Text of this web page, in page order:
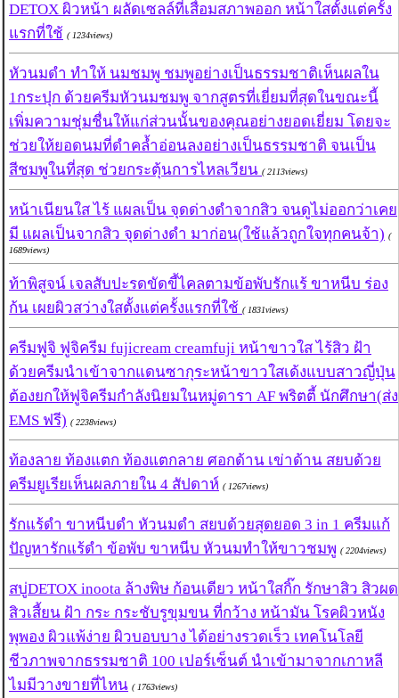
DETOX ผิวหน้า ผลัดเซลล์ที่เสื่อมสภาพออก หน้าใสตั้งแต่ครั้ง
แรกที่ใช้ ( 1234views)
หัวนมดำ ทำให้ นมชมพู ชมพูอย่างเป็นธรรมชาติเห็นผลใน
1กระปุก ด้วยครีมหัวนมชมพู จากสูตรที่เยี่ยมที่สุดในขณะนี้
เพิ่มความชุ่มชื่นให้แก่ส่วนนั้นของคุณอย่างยอดเยี่ยม โดยจะ
ช่วยให้ยอดนมที่ดำคล้ำอ่อนลงอย่างเป็นธรรมชาติ จนเป็น
สีชมพูในที่สุด ช่วยกระตุ้นการไหลเวียน ( 2113views)
หน้าเนียนใส ไร้ แผลเป็น จุดด่างดำจากสิว จนดูไม่ออกว่าเคย
มี แผลเป็นจากสิว จุดด่างดำ มาก่อน(ใช้แล้วถูกใจทุกคนจ้า) (
1689views)
ท้าพิสูจน์ เจลสับปะรดขัดขี้ไคลตามข้อพับรักแร้ ขาหนีบ ร่อง
ก้น เผยผิวสว่างใสตั้งแต่ครั้งแรกที่ใช้ ( 1831views)
ครีมฟูจิ ฟูจิครีม fujicream creamfuji หน้าขาวใส ไร้สิว ฝ้า
ด้วยครีมนำเข้าจากแดนซากุระหน้าขาวใสเด้งแบบสาวญี่ปุ่น
ต้องยกให้ฟูจิครีมกำลังนิยมในหมู่ดารา AF พริตตี้ นักศึกษา(ส่ง
EMS ฟรี) ( 2238views)
ท้องลาย ท้องแตก ท้องแตกลาย ศอกด้าน เข่าด้าน สยบด้วย
ครีมยูเรียเห็นผลภายใน 4 สัปดาห์ ( 1267views)
รักแร้ดำ ขาหนีบดำ หัวนมดำ สยบด้วยสุดยอด 3 in 1 ครีมแก้
ปัญหารักแร้ดำ ข้อพับ ขาหนีบ หัวนมทำให้ขาวชมพู ( 2204views)
สบู่DETOX inoota ล้างพิษ ก้อนเดียว หน้าใสกิ๊ก รักษาสิว สิวผด
สิวเสี้ยน ฝ้า กระ กระชับรูขุมขน ที่กว้าง หน้ามัน โรคผิวหนัง
พุพอง ผิวแพ้ง่าย ผิวบอบบาง ได้อย่างรวดเร็ว เทคโนโลยี
ชีวภาพจากธรรมชาติ 100 เปอร์เซ็นต์ นำเข้ามาจากเกาหลี
ไมมีวางขายที่ไหน ( 1763views)